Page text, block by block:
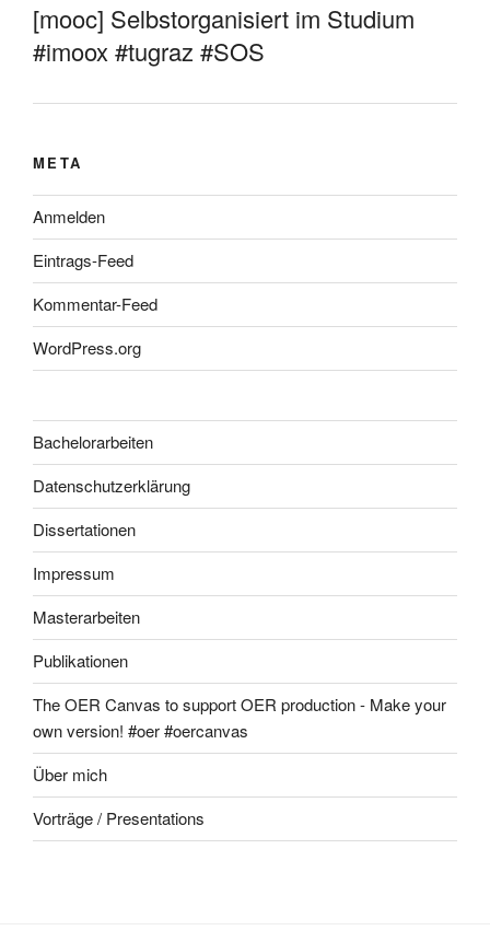
[mooc] Selbstorganisiert im Studium
#imoox #tugraz #SOS
META
Anmelden
Eintrags-Feed
Kommentar-Feed
WordPress.org
Bachelorarbeiten
Datenschutzerklärung
Dissertationen
Impressum
Masterarbeiten
Publikationen
The OER Canvas to support OER production - Make your
own version! #oer #oercanvas
Über mich
Vorträge / Presentations